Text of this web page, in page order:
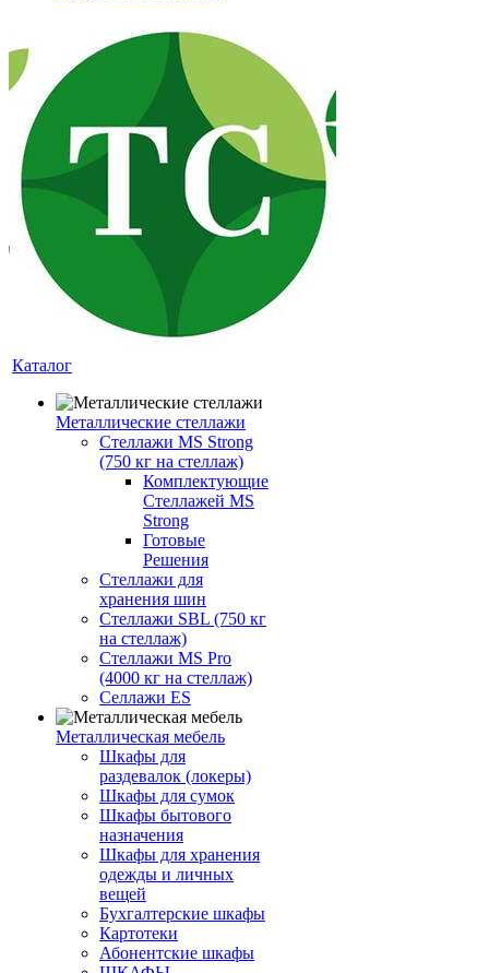
Каталог
Металлические стеллажи
Стеллажи MS Strong
(750 кг на стеллаж)
Комплектующие
Стеллажей MS
Strong
Готовые
Решения
Стеллажи для
хранения шин
Стеллажи SBL (750 кг
на стеллаж)
Стеллажи MS Pro
(4000 кг на стеллаж)
Селлажи ES
Металлическая мебель
Шкафы для
раздевалок (локеры)
Шкафы для сумок
Шкафы бытового
назначения
Шкафы для хранения
одежды и личных
вещей
Бухгалтерские шкафы
Картотеки
Абонентские шкафы